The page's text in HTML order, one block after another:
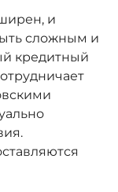
и
сложным и
кредитный